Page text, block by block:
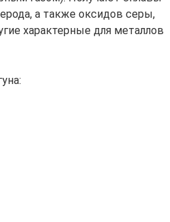
а также оксидов серы,
характерные для металлов